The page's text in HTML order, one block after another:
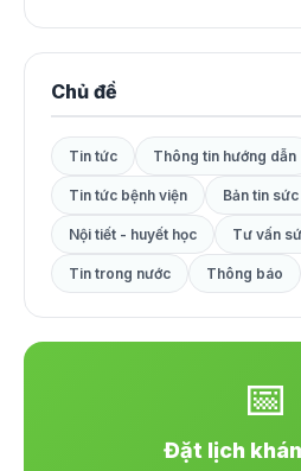
Chủ đề
Tin tức Thông tin hướng dẫn
Tin tức bệnh viện Bản tin
Nội tiết - huyết học Tư vấn
Tin trong nước Thông báo
📅
Đặt lịch